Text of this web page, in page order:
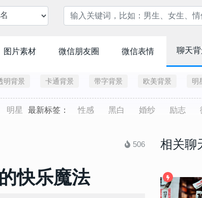
图片素材 微信朋友圈 微信表情 聊天
明背景 卡通背景 带字背景 欧美背景 明
明星 最新标签： 性感 黑白 婚纱 励志
506
快乐魔法
相关聊